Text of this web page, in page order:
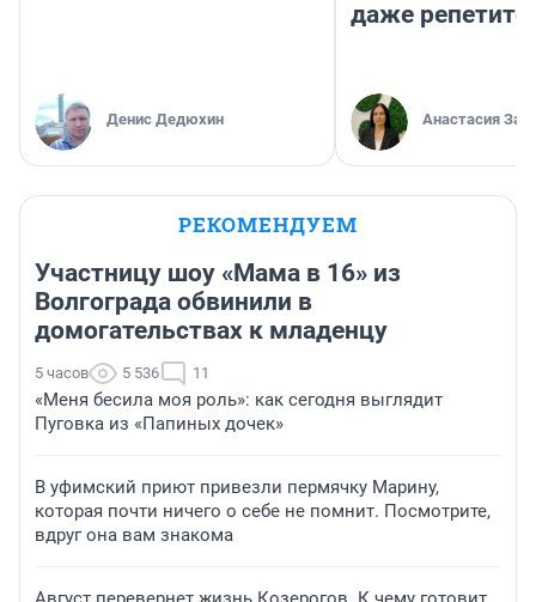
Денис Дедюхин
даже
Анастасия
РЕКОМЕНДУЕМ
Участницу шоу «Мама в 16» из
Волгограда обвинили в
домогательствах к младенцу
5 часов 5 536 11
«Меня бесила моя роль»: как сегодня выглядит
Пуговка из «Папиных дочек»
В уфимский приют привезли пермячку Марину,
которая почти ничего о себе не помнит. Посмотрите,
вдруг она вам знакома